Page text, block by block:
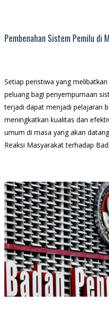
Pembenahan Sistem Pemilu di
Setiap peristiwa yang
peluang bagi penyempurnaan
terjadi dapat menjadi pelajaran
meningkatkan kualitas dan
umum di masa yang akan
Reaksi Masyarakat terhadap